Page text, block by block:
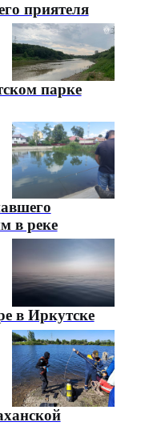
приятеля
парке
в реке
в Иркутске